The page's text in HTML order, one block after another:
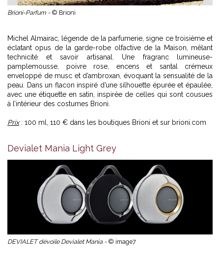
Brioni-Parfum - © Brioni
Michel Almairac, légende de la parfumerie, signe ce troisième et
éclatant opus de la garde-robe olfactive de la Maison, mêlant
technicité et savoir artisanal. Une fragranc lumineuse-
pamplemousse, poivre rose, encens et santal crémeux
enveloppé de musc et d’ambroxan, évoquant la sensualité de la
peau. Dans un flacon inspiré d’une silhouette épurée et épaulée,
avec une étiquette en satin, inspirée de celles qui sont cousues
à l’intérieur des costumes Brioni.
Prix: 100 ml, 110 € dans les boutiques Brioni et sur brioni.com
Devialet Mania Light Grey
DEVIALET dévoile Devialet Mania - © image7